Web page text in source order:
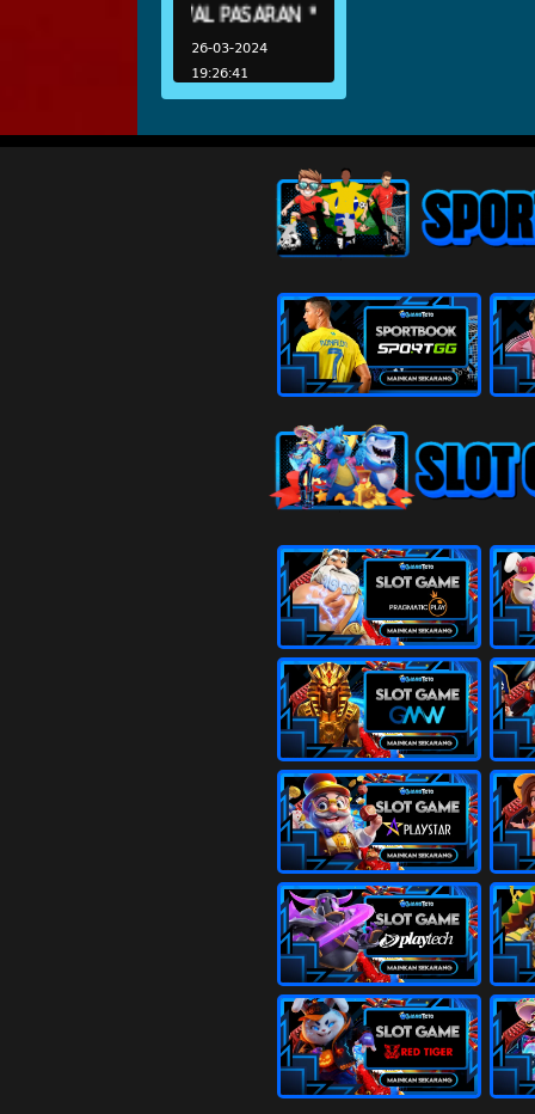
* JADWAL PASARAN *
26-03-2024
19:26:41
13
Abiyasa
Destarata
15
Pendeta
Manggis -
16
Orang
Anggur -
17 Penolong
18
Putri Raja
Engsel -
19
Kekasih -
Bemo -
20
Sabuk -
21
Jejaka
Lesmana
22
Janda
Grendel -
23
Berandal